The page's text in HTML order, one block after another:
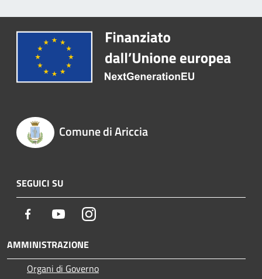
Comune di Ariccia
SEGUICI SU
Facebook YoutubeInstagram
AMMINISTRAZIONE
Organi di Governo